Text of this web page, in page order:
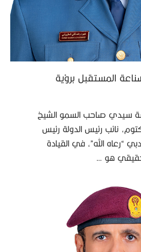
997”.. صناعة المستقبل برؤية
سيدي صاحب السمو الشيخ
نائب رئيس الدولة رئيس
“رعاه الله”، في القيادة
الحقيقي هو …